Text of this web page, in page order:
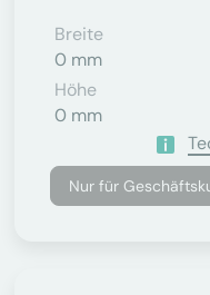
Breite
0 mm
Höhe
0 mm
Nur für